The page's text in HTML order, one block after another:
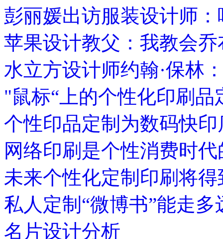
彭丽媛出访服装设计师
苹果设计教父：我教会
水立方设计师约翰·保林
"鼠标“上的个性化印刷品
个性印品定制为数码快
网络印刷是个性消费时
未来个性化定制印刷将
私人定制“微博书”能走多
名片设计分析